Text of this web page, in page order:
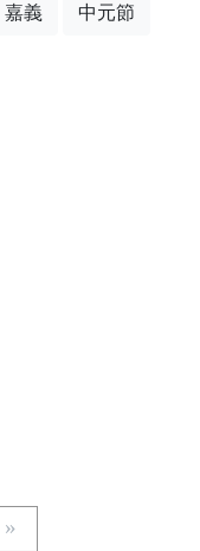
嘉義 中元節